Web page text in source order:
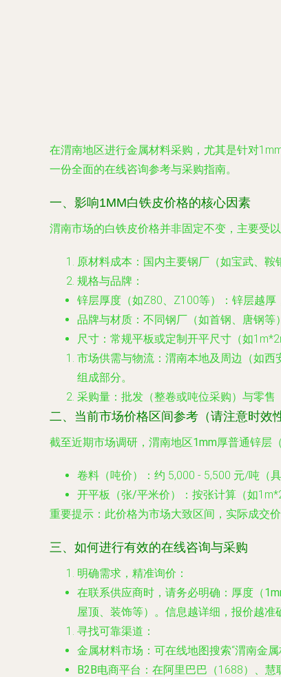
在渭南地区进行金属材料采购，尤其是针对
一份全面的在线咨询参考与采购指南。
一、影响1MM白铁皮价格的核心因素
渭南市场的白铁皮价格并非固定不变，主要受
原材料成本 ：国内主要钢厂（如宝武、
规格与品牌 ：
锌层厚度 （如Z80、Z100等）：锌层越厚
品牌与材质 ：不同钢厂（如首钢、唐钢
尺寸 ：常规平板或定制开平尺寸（如
市场供需与物流 ：渭南本地及周边（如
组成部分。
采购量 ：批发（整卷或吨位采购）与零售
二、当前市场价格区间参考（请注意时效性
截至近期市场调研，渭南地区1mm厚普通锌层
卷料（吨价）
：约 5,000 - 5,500 元/吨（
开平板（张/平米价）
：按张计算（如
重要提示 ：此价格为市场大致区间，实际成交
三、如何进行有效的在线咨询与采购
明确需求，精准询价 ：
在联系供应商时，请务必明确： 厚度（
屋顶、装饰等）。信息越详细，报价越准
寻找可靠渠道 ：
金属材料市场 ：可在线地图搜索“渭南金
B2B电商平台 ：在阿里巴巴（1688）、